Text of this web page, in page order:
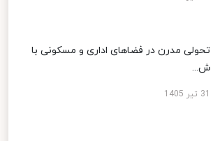
تحولی مدرن در فضاهای اداری و مسکونی با
ش...